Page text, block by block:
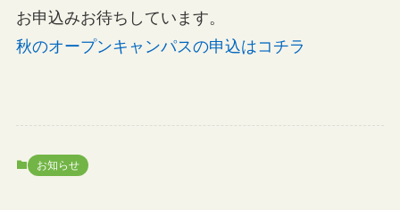
お申込みお待ちしています。
秋のオープンキャンパスの申込はコチラ
お知らせ